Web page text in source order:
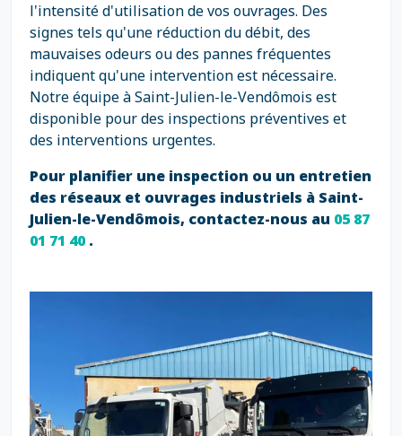
l'intensité d'utilisation de vos ouvrages. Des
signes tels qu'une réduction du débit, des
mauvaises odeurs ou des pannes fréquentes
indiquent qu'une intervention est nécessaire.
Notre équipe à Saint-Julien-le-Vendômois est
disponible pour des inspections préventives et
des interventions urgentes.
Pour planifier une inspection ou un entretien
des réseaux et ouvrages industriels à Saint-
Julien-le-Vendômois, contactez-nous au 05 87
01 71 40.